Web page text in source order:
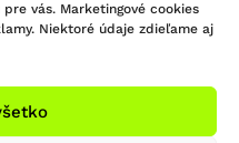
vás. Marketingové cookies
Niektoré údaje zdieľame aj
union